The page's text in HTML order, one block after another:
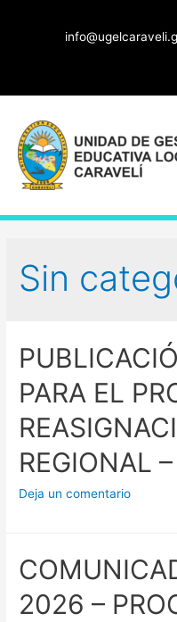
Sin
PARA EL
REGIONAL
Deja un comentario
2026 –